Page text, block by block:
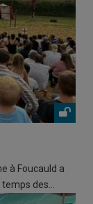
à Foucauld a
des…